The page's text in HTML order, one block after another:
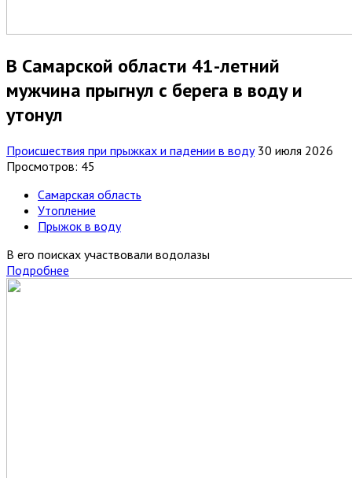
В Самарской области 41-летний
мужчина прыгнул с берега в воду и
утонул
Происшествия при прыжках и падении в воду 30 июля 2026
Просмотров: 45
Самарская область
Утопление
Прыжок в воду
В его поисках участвовали водолазы
Подробнее